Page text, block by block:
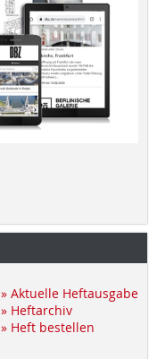
» Aktuelle Heftausgabe
» Heftarchiv
» Heft bestellen